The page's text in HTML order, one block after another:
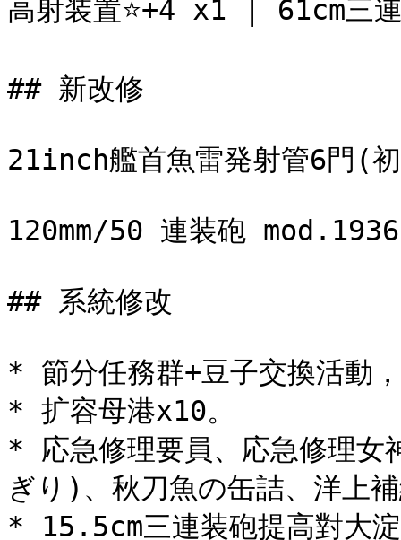
高射装置⭐+4 x1 | 61cm三
## 新改修
21inch艦首魚雷発射管6門(
120mm/50 連装砲 mod.1936
## 系統修改
* 節分任務群+豆子交換活動
* 扩容母港x10。
* 応急修理要員、応急修理女
ぎり)、秋刀魚の缶詰、洋上
* 15.5cm三連装砲提高對大